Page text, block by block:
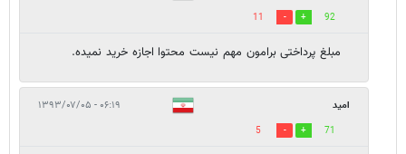
92
11
مبلغ پرداختی برامون مهم نیست محتوا اجازه خرید نمیده.
امید ۰۶:۱۹ - ۱۳۹۳/۰۷/۰۵
71
5